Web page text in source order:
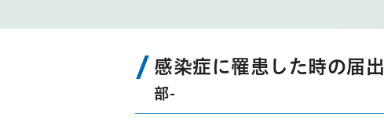
感染症に罹患した時の届出
部-